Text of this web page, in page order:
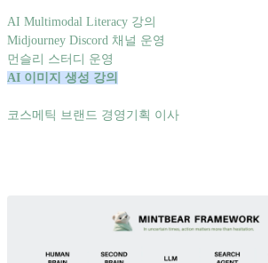
AI Multimodal Literacy 강의
Midjourney Discord 채널 운영
먼슬리 스터디 운영
AI 이미지 생성 강의
코스메틱 브랜드 경영기획 이사